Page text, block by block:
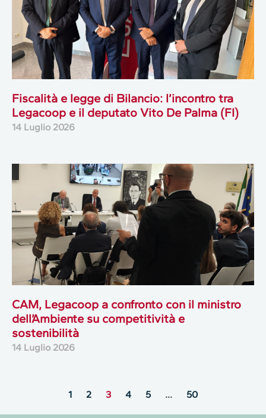
Fiscalità e legge di Bilancio: l’incontro tra
Legacoop e il deputato Vito De Palma (FI)
14 Luglio 2026
CAM, Legacoop a confronto con il ministro
dell’Ambiente su competitività e
sostenibilità
14 Luglio 2026
1 2 3 4 5 … 50